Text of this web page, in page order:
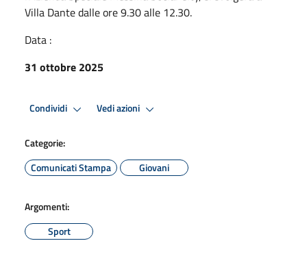
Villa Dante dalle ore 9.30 alle 12.30.
Data :
31 ottobre 2025
Condividi Vedi azioni
Categorie:
Comunicati Stampa
Giovani
Argomenti:
Sport